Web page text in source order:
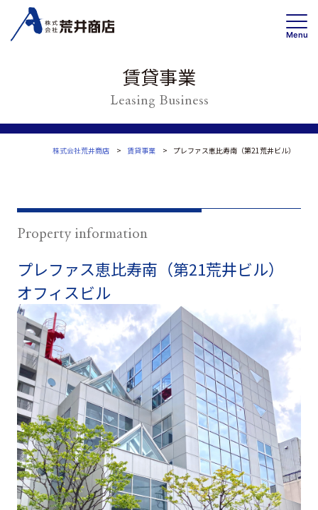
Menu
投資・開発 /不動産ソリューション事業
会社概要
沿革
グループ会社
サステナビリティ
お知らせ
ニュースリリース
インフォメーション
採用情報
賃貸事業
Leasing Business
株式会社荒井商店 賃貸事業 プレファス恵比寿南（第21荒井ビル）
Property information
プレファス恵比寿南（第21荒井ビル）
オフィスビル